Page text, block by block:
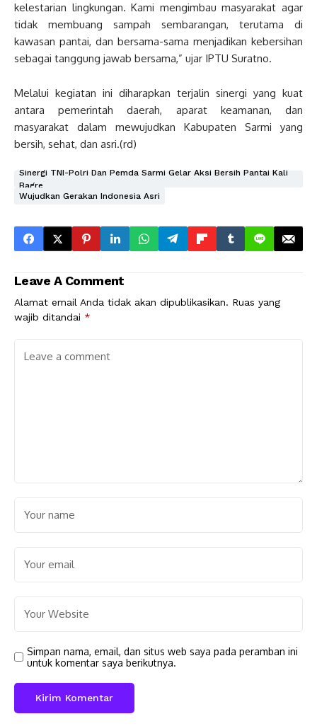
kelestarian lingkungan. Kami mengimbau masyarakat agar
tidak membuang sampah sembarangan, terutama di
kawasan pantai, dan bersama-sama menjadikan kebersihan
sebagai tanggung jawab bersama,” ujar IPTU Suratno.
Melalui kegiatan ini diharapkan terjalin sinergi yang kuat
antara pemerintah daerah, aparat keamanan, dan
masyarakat dalam mewujudkan Kabupaten Sarmi yang
bersih, sehat, dan asri.(rd)
Sinergi TNI-Polri Dan Pemda Sarmi Gelar Aksi Bersih Pantai Kali
Bagre
Wujudkan Gerakan Indonesia Asri
Leave A Comment
Alamat email Anda tidak akan dipublikasikan. Ruas yang
wajib ditandai *
Simpan nama, email, dan situs web saya pada peramban ini
untuk komentar saya berikutnya.